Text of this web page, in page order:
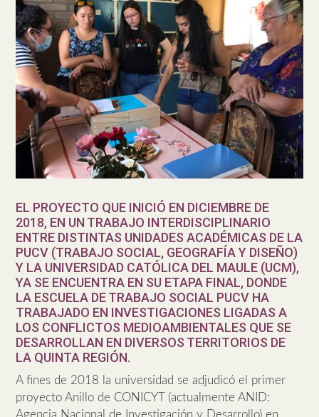
EL PROYECTO QUE INICIÓ EN DICIEMBRE DE
2018, EN UN TRABAJO INTERDISCIPLINARIO
ENTRE DISTINTAS UNIDADES ACADÉMICAS DE LA
PUCV (TRABAJO SOCIAL, GEOGRAFÍA Y DISEÑO)
Y LA UNIVERSIDAD CATÓLICA DEL MAULE (UCM),
YA SE ENCUENTRA EN SU ETAPA FINAL, DONDE
LA ESCUELA DE TRABAJO SOCIAL PUCV HA
TRABAJADO EN INVESTIGACIONES LIGADAS A
LOS CONFLICTOS MEDIOAMBIENTALES QUE SE
DESARROLLAN EN DIVERSOS TERRITORIOS DE
LA QUINTA REGIÓN.
A fines de 2018 la universidad se adjudicó el primer
proyecto Anillo de CONICYT (actualmente ANID:
Agencia Nacional de Investigación y Desarrollo) en